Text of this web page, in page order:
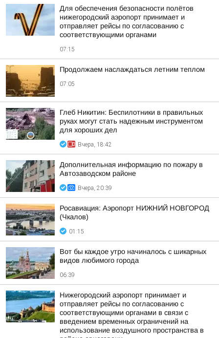
Для обеспечения безопасности полётов
нижегородский аэропорт принимает и
отправляет рейсы по согласованию с
соответствующими органами
07:15
Продолжаем наслаждаться летним теплом
07:05
Глеб Никитин: Беспилотники в правильных
руках могут стать надежным инструментом
для хороших дел
Вчера, 18:42
Дополнительная информацию по пожару в
Автозаводском районе
Вчера, 20:39
Росавиация: Аэропорт НИЖНИЙ НОВГОРОД
(Чкалов)
01:15
Вот бы каждое утро начиналось с шикарных
видов любимого города
06:39
Нижегородский аэропорт принимает и
отправляет рейсы по согласованию с
соответствующими органами в связи с
введением временных ограничений на
использование воздушного пространства в